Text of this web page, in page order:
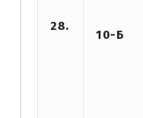
28.
10-Б